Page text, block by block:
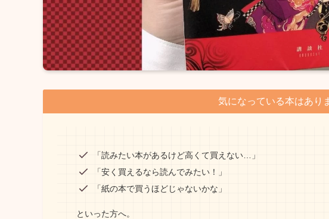
気になっている本はあり
「読みたい本があるけど高くて買えない…」
「安く買えるなら読んでみたい！」
「紙の本で買うほどじゃないかな」
といった方へ。